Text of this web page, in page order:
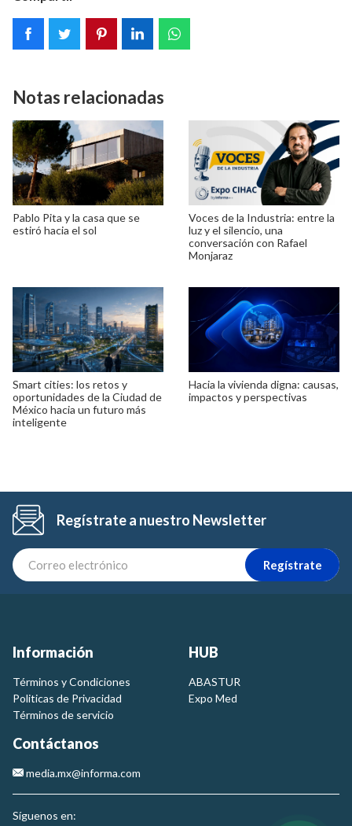
Notas relacionadas
Pablo Pita y la casa que se
estiró hacia el sol
Voces de la Industria: entre la
luz y el silencio, una
conversación con Rafael
Monjaraz
Smart cities: los retos y
oportunidades de la Ciudad de
México hacia un futuro más
inteligente
Hacia la vivienda digna: causas,
impactos y perspectivas
Regístrate a nuestro Newsletter
Regístrate
Información
Términos y Condiciones
Politicas de Privacidad
Términos de servicio
HUB
ABASTUR
Expo Med
Contáctanos
media.mx@informa.com
Síguenos en: